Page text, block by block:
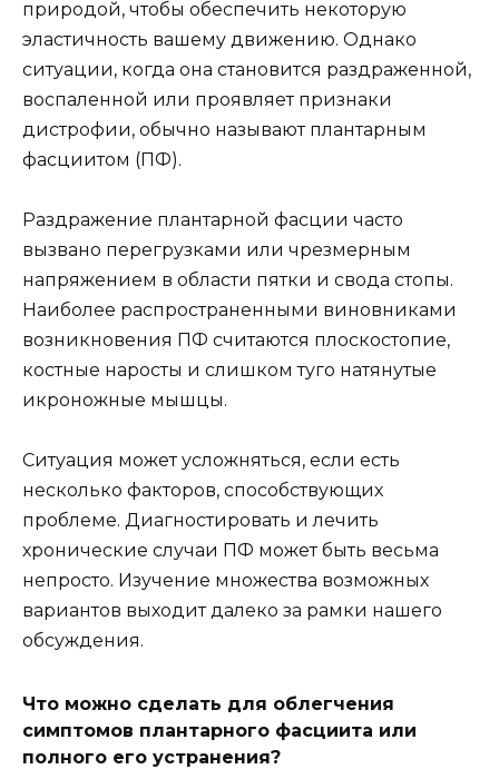
природой, чтобы обеспечить некоторую
эластичность вашему движению. Однако
ситуации, когда она становится раздраженной,
воспаленной или проявляет признаки
дистрофии, обычно называют плантарным
фасциитом (ПФ).
Раздражение плантарной фасции часто
вызвано перегрузками или чрезмерным
напряжением в области пятки и свода стопы.
Наиболее распространенными виновниками
возникновения ПФ считаются плоскостопие,
костные наросты и слишком туго натянутые
икроножные мышцы.
Ситуация может усложняться, если есть
несколько факторов, способствующих
проблеме. Диагностировать и лечить
хронические случаи ПФ может быть весьма
непросто. Изучение множества возможных
вариантов выходит далеко за рамки нашего
обсуждения.
Что можно сделать для облегчения
симптомов плантарного фасциита или
полного его устранения?